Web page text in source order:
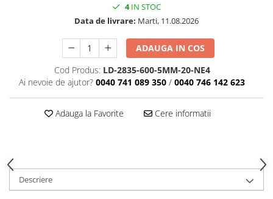
4IN STOC
Data de livrare: Marti, 11.08.2026
ADAUGA IN COS
Cod Produs: LD-2835-600-5MM-20-NE4
Ai nevoie de ajutor? 0040 741 089 350 / 0040 746 142 623
Adauga la Favorite Cere informatii
Descriere